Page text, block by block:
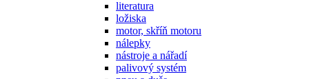
literatura
ložiska
motor, skříň motoru
nálepky
nástroje a nářadí
palivový systém